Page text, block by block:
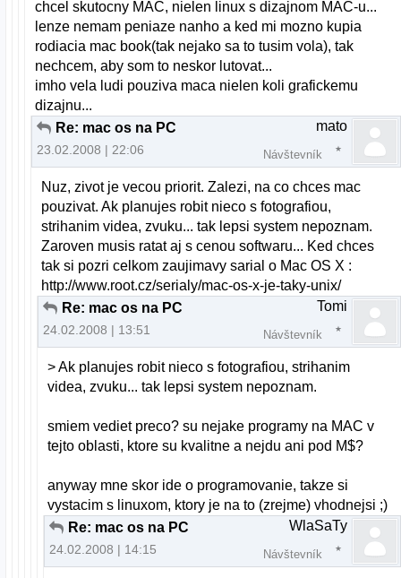
chcel skutocny MAC, nielen linux s dizajnom MAC-u...
lenze nemam peniaze nanho a ked mi mozno kupia
rodiacia mac book(tak nejako sa to tusim vola), tak
nechcem, aby som to neskor lutovat...
imho vela ludi pouziva maca nielen koli grafickemu
dizajnu...
Re: mac os na PC
23.02.2008 | 22:06
mato
Návštevník
Nuz, zivot je vecou priorit. Zalezi, na co chces mac
pouzivat. Ak planujes robit nieco s fotografiou,
strihanim videa, zvuku... tak lepsi system nepoznam.
Zaroven musis ratat aj s cenou softwaru... Ked chces
tak si pozri celkom zaujimavy sarial o Mac OS X :
http://www.root.cz/serialy/mac-os-x-je-taky-unix/
Re: mac os na PC
24.02.2008 | 13:51
Tomi
Návštevník
> Ak planujes robit nieco s fotografiou, strihanim
videa, zvuku... tak lepsi system nepoznam.
smiem vediet preco? su nejake programy na MAC v
tejto oblasti, ktore su kvalitne a nejdu ani pod M$?
anyway mne skor ide o programovanie, takze si
vystacim s linuxom, ktory je na to (zrejme) vhodnejsi ;)
Re: mac os na PC
24.02.2008 | 14:15
WlaSaTy
Návštevník